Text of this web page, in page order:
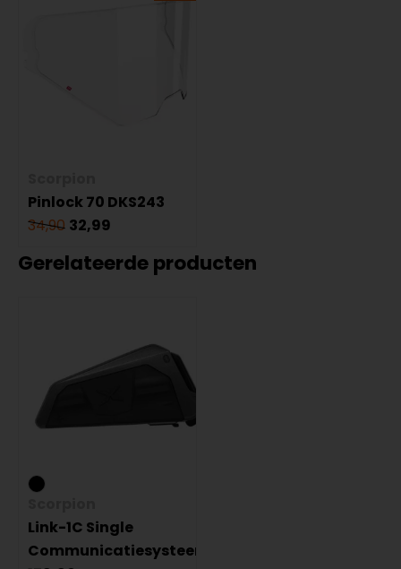
Pinlock 70 DKS243
34,90 32,99
Gerelateerde producten
Link-1C Single
Communicatiesysteem